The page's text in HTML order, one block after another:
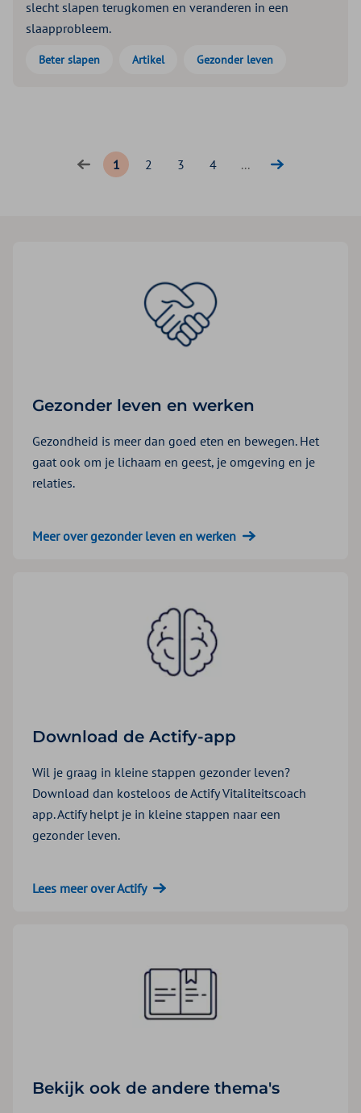
slecht slapen terugkomen en veranderen in een
slaapprobleem.
Beter slapen Artikel Gezonder leven
1 2 3 4 ...
Gezonder leven en werken
Gezondheid is meer dan goed eten en bewegen. Het
gaat ook om je lichaam en geest, je omgeving en je
relaties.
Meer over gezonder leven en werken
Download de Actify-app
Wil je graag in kleine stappen gezonder leven?
Download dan kosteloos de Actify Vitaliteitscoach
app. Actify helpt je in kleine stappen naar een
gezonder leven.
Lees meer over Actify
Bekijk ook de andere thema's